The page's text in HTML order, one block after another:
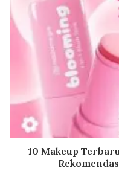
10 Makeup